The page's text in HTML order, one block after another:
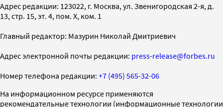
Адрес редакции: 123022, г. Москва, ул. Звенигородская 2-я, д.
13, стр. 15, эт. 4, пом. X, ком. 1
Главный редактор: Мазурин Николай Дмитриевич
Адрес электронной почты редакции: press-release@forbes.ru
Номер телефона редакции: +7 (495) 565-32-06
На информационном ресурсе применяются
рекомендательные технологии (информационные технологии